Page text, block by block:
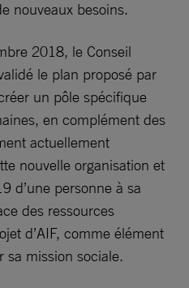
nouveaux besoins.
2018, le Conseil
le plan proposé par
un pôle spécifique
en complément des
actuellement
nouvelle organisation et
d’une personne à sa
des ressources
d’AIF, comme élément
sa mission sociale.